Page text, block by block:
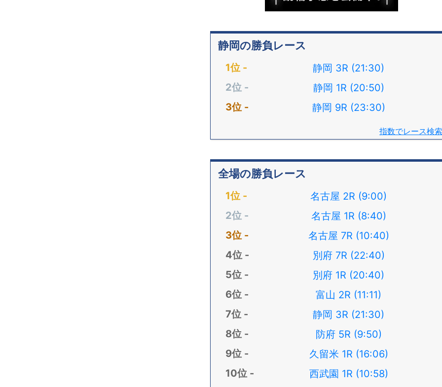
静岡の勝負レース
静岡 3R (21:30)
静岡 1R (20:50)
静岡 9R (23:30)
指数でレース検索
全場の勝負レース
名古屋 2R (9:00)
名古屋 1R (8:40)
名古屋 7R (10:40)
別府 7R (22:40)
別府 1R (20:40)
富山 2R (11:11)
静岡 3R (21:30)
防府 5R (9:50)
久留米 1R (16:06)
西武園 1R (10:58)